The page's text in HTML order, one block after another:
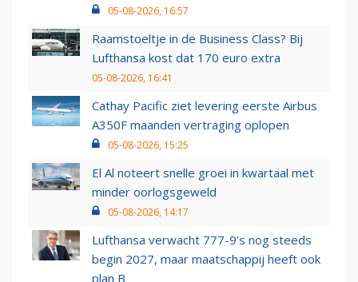
05-08-2026, 16:57
Raamstoeltje in de Business Class? Bij
Lufthansa kost dat 170 euro extra
05-08-2026, 16:41
Cathay Pacific ziet levering eerste Airbus
A350F maanden vertraging oplopen
05-08-2026, 15:25
El Al noteert snelle groei in kwartaal met
minder oorlogsgeweld
05-08-2026, 14:17
Lufthansa verwacht 777-9’s nog steeds
begin 2027, maar maatschappij heeft ook
plan B